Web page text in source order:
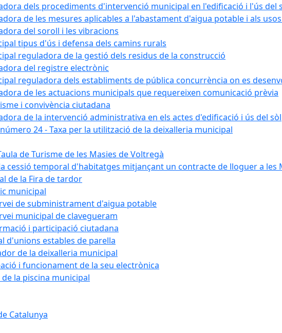
dels procediments d'intervenció municipal en l'edificació i l'ús del
de les mesures aplicables a l'abastament d'aigua potable i als
del soroll i les vibracions
tipus d'ús i defensa dels camins rurals
reguladora de la gestió dels residus de la construcció
del registre electrònic
reguladora dels establiments de pública concurrència on es
de les actuacions municipals que requereixen comunicació prèvia
i convivència ciutadana
de la intervenció administrativa en els actes d'edificació i ús del sòl
24 - Taxa per la utilització de la deixalleria municipal
de Turisme de les Masies de Voltregà
cessió temporal d'habitatges mitjançant un contracte de lloguer a les
de la Fira de tardor
municipal
de subministrament d'aigua potable
municipal de clavegueram
i participació ciutadana
d'unions estables de parella
de la deixalleria municipal
i funcionament de la seu electrònica
la piscina municipal
Catalunya